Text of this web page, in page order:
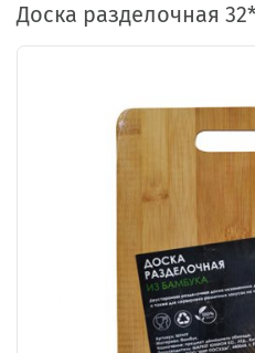
Доска разделочная